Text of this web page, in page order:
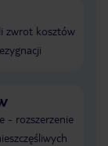
zwrot kosztów
- rozszerzenie